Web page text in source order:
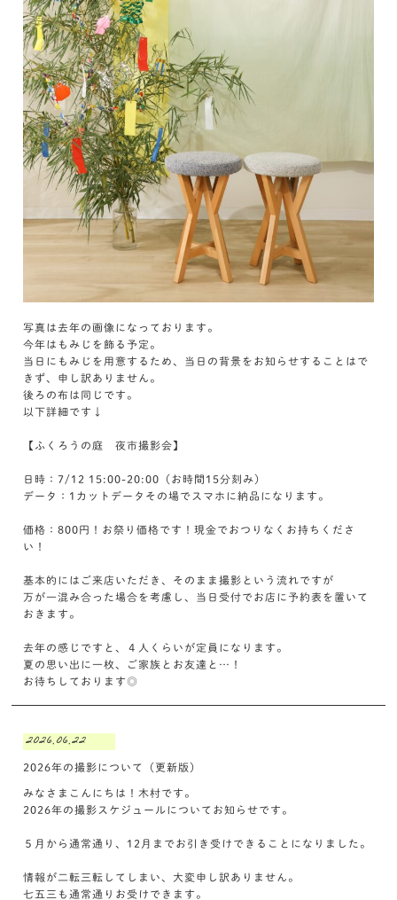
写真は去年の画像になっております。
今年はもみじを飾る予定。
当日にもみじを用意するため、当日の背景をお知らせすることはで
きず、申し訳ありません。
後ろの布は同じです。
以下詳細です↓
【ふくろうの庭 夜市撮影会】
日時：7/12 15:00-20:00（お時間15分刻み）
データ：1カットデータその場でスマホに納品になります。
価格：800円！お祭り価格です！現金でおつりなくお持ちくださ
い！
基本的にはご来店いただき、そのまま撮影という流れですが
万が一混み合った場合を考慮し、当日受付でお店に予約表を置いて
おきます。
去年の感じですと、４人くらいが定員になります。
夏の思い出に一枚、ご家族とお友達と…！
お待ちしております◎
2026.06.22
2026年の撮影について（更新版）
みなさまこんにちは！木村です。
2026年の撮影スケジュールについてお知らせです。
５月から通常通り、12月までお引き受けできることになりました。
情報が二転三転してしまい、大変申し訳ありません。
七五三も通常通りお受けできます。